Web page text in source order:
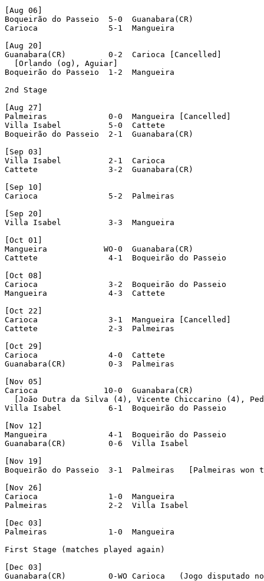
[Aug 06]
Boqueirão do Passeio  5-0  Guanabara(CR)
Carioca               5-1  Mangueira
[Aug 20]
Guanabara(CR)         0-2  Carioca [Cancelled]
  [Orlando (og), Aguiar]
Boqueirão do Passeio  1-2  Mangueira
2nd Stage
[Aug 27]
Palmeiras             0-0  Mangueira [Cancelled]
Villa Isabel          5-0  Cattete
Boqueirão do Passeio  2-1  Guanabara(CR)
[Sep 03]
Villa Isabel          2-1  Carioca
Cattete               3-2  Guanabara(CR)
[Sep 10]
Carioca               5-2  Palmeiras
[Sep 20]
Villa Isabel          3-3  Mangueira
[Oct 01]
Mangueira            WO-0  Guanabara(CR)
Cattete               4-1  Boqueirão do Passeio
[Oct 08]
Carioca               3-2  Boqueirão do Passeio
Mangueira             4-3  Cattete
[Oct 22]
Carioca               3-1  Mangueira [Cancelled]
Cattete               2-3  Palmeiras
[Oct 29]
Carioca               4-0  Cattete
Guanabara(CR)         0-3  Palmeiras
[Nov 05]
Carioca              10-0  Guanabara(CR)
[João Dutra da Silva (4), Vicente Chiccarino (4),
Villa Isabel          6-1  Boqueirão do Passeio
[Nov 12]
Mangueira             4-1  Boqueirão do Passeio
Guanabara(CR)         0-6  Villa Isabel
[Nov 19]
Boqueirão do Passeio  3-1  Palmeiras   [Palmeiras won
[Nov 26]
Carioca               1-0  Mangueira
Palmeiras             2-2  Villa Isabel
[Dec 03]
Palmeiras             1-0  Mangueira
First Stage (matches played again)
[Dec 03]
Guanabara(CR)         0-WO Carioca   (Jogo disputado